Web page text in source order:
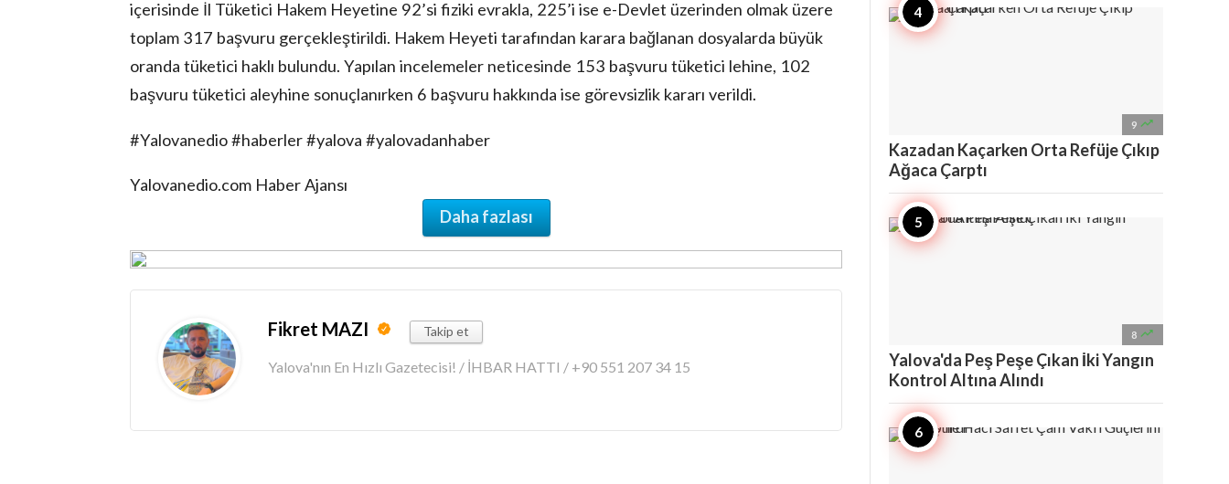
içerisinde İl Tüketici Hakem Heyetine 92’si fiziki evrakla, 225’i ise e-Devlet üzerinden olmak üzere
toplam 317 başvuru gerçekleştirildi. Hakem Heyeti tarafından karara bağlanan dosyalarda büyük
oranda tüketici haklı bulundu. Yapılan incelemeler neticesinde 153 başvuru tüketici lehine, 102
başvuru tüketici aleyhine sonuçlanırken 6 başvuru hakkında ise görevsizlik kararı verildi.
#Yalovanedio #haberler #yalova #yalovadanhaber
Yalovanedio.com Haber Ajansı
Daha fazlası
Fikret MAZI Takip et
Yalova'nın En Hızlı Gazetecisi! / İHBAR HATTI / +90 551 207 34 15
9 
Kazadan Kaçarken Orta Refüje Çıkıp
Ağaca Çarptı
8 
Yalova'da Peş Peşe Çıkan İki Yangın
Kontrol Altına Alındı